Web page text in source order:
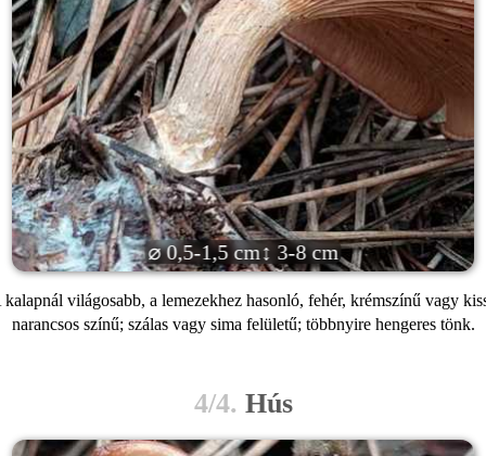
kalapnál világosabb, a lemezekhez hasonló, fehér, krémszínű vagy
narancsos színű; szálas vagy sima felületű; többnyire hengeres tönk.
⌀ 0,5-1,5 cm↕ 3-8 cm
4/4. Hús